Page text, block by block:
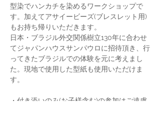
型染でハンカチを染めるワークショップで
す。加えてアサイービーズ(ブレスレット用)
もお持ち帰りいただきます。
日本・ブラジル外交関係樹立130年に合わせ
てジャパンハウスサンパウロに招待頂き、行
ってきたブラジルでの体験を元に考えまし
た。現地で使用した型紙も使用いただけま
す。
・付き添いのみ(お子様含む)の参加はご遠慮